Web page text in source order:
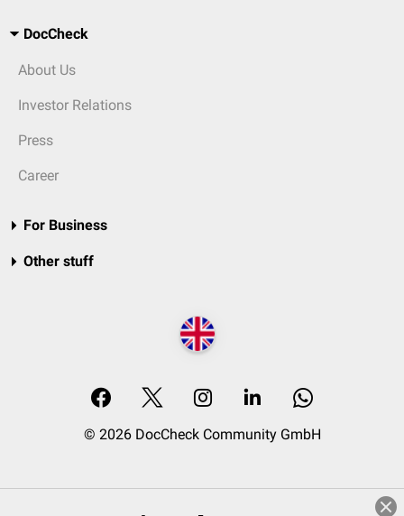
DocCheck
About Us
Investor Relations
Press
Career
For Business
Other stuff
© 2026 DocCheck Community GmbH